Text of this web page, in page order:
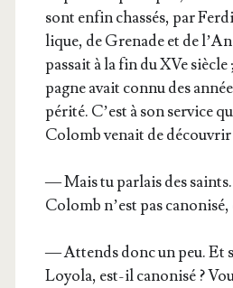
sont enfin chas­sés, par
lique, de Gre­nade et de
pas­sait à la fin du XVe
pagne avait connu des
pé­ri­té. C’est à son ser­vice
Colomb venait de
— Mais tu par­lais des
Colomb n’est pas cano­ni­sé,
— Attends donc un peu. Et
Loyo­la, est-il cano­ni­sé ?